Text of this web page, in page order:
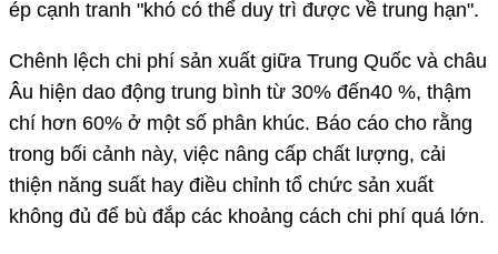
ép cạnh tranh "khó có thể duy trì được về trung hạn".
Chênh lệch chi phí sản xuất giữa Trung Quốc và châu
Âu hiện dao động trung bình từ 30% đến40 %, thậm
chí hơn 60% ở một số phân khúc. Báo cáo cho rằng
trong bối cảnh này, việc nâng cấp chất lượng, cải
thiện năng suất hay điều chỉnh tổ chức sản xuất
không đủ để bù đắp các khoảng cách chi phí quá lớn.